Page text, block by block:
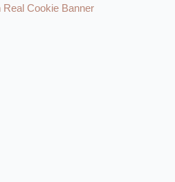
Cookie Banner